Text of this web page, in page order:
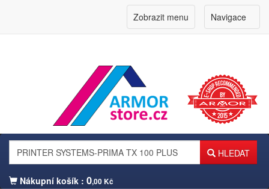
Navigace
Zobrazit menu
HLEDAT
Nákupní košík : 0,00 Kč